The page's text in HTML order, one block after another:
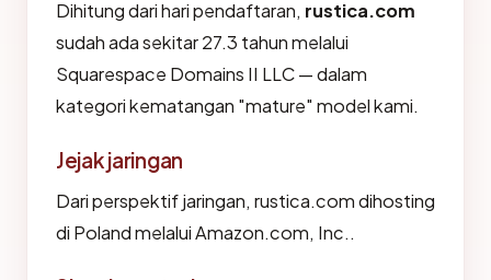
Dihitung dari hari pendaftaran, rustica.com
sudah ada sekitar 27.3 tahun melalui
Squarespace Domains II LLC — dalam
kategori kematangan "mature" model kami.
Jejak jaringan
Dari perspektif jaringan, rustica.com dihosting
di Poland melalui Amazon.com, Inc..